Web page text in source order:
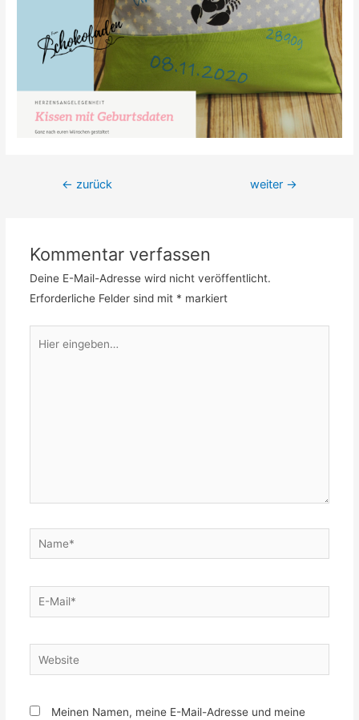
Beitrags-
← zurück weiter →
Kommentar verfassen
Deine E-Mail-Adresse wird nicht veröffentlicht.
Erforderliche Felder sind mit * markiert
eingeben…
Name*
E-
Mail*
Website
Meinen Namen, meine E-Mail-Adresse und meine